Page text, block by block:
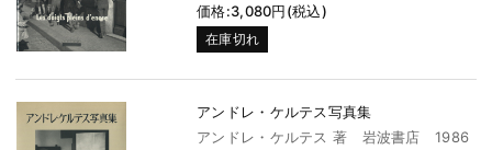
価格:3,080円(税込)
在庫切れ
アンドレ・ケルテス写真集
アンドレ・ケルテス 著 岩波書店 1986